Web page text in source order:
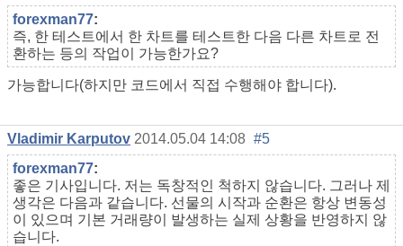
forexman77:
즉, 한 테스트에서 한 차트를 테스트한 다음 다른 차트로 전
환하는 등의 작업이 가능한가요?
가능합니다(하지만 코드에서 직접 수행해야 합니다).
Vladimir Karputov 2014.05.04 14:08 #5
forexman77:
좋은 기사입니다. 저는 독창적인 척하지 않습니다. 그러나 제
생각은 다음과 같습니다. 선물의 시작과 순환은 항상 변동성
이 있으며 기본 거래량이 발생하는 실제 상황을 반영하지 않
습니다.